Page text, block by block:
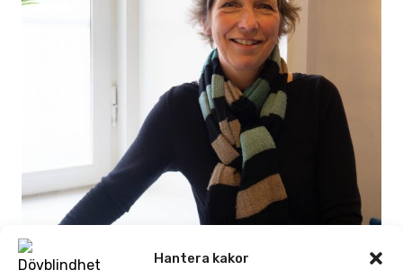
Hantera kakor
Därför får flyktingar med dövblindhet så dålig